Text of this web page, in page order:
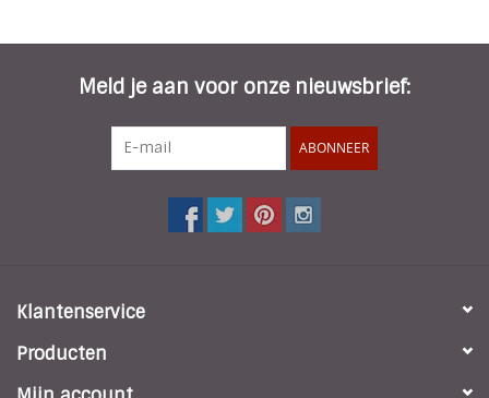
Meld je aan voor onze nieuwsbrief:
ABONNEER
Klantenservice
Producten